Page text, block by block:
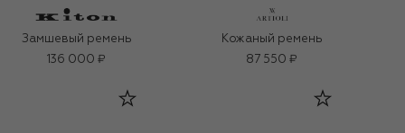
Замшевый ремень
136 000 ₽
Кожаный ремень
87 550 ₽